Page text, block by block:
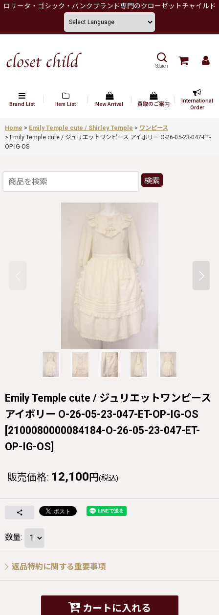
ロリータ・ゴシック・パンクブランド専門のクローゼットチャイルド
Search
Brand List Item List New Arrival 買取のご案内
International
Order
Home > Emily Temple cute / Shirley Temple > ワンピース
> Emily Temple cute / ジュリエットワンピース アイボリー O-26-05-23-047-ET-
OP-IG-OS
検索
Emily Temple cute / ジュリエットワンピース
アイボリー O-26-05-23-047-ET-OP-IG-OS
[2100080000084184-O-26-05-23-047-ET-
OP-IG-OS]
販売価格: 12,100 円 (税込)
数量:
返品特約に関する重要事項
カートに入れる